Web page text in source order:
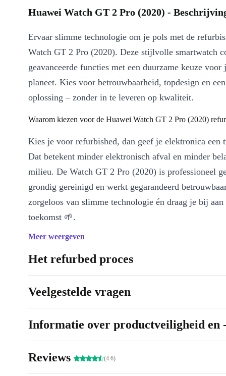
Huawei Watch GT 2 Pro (2020) -
Ervaar slimme technologie om je pols met de
Watch GT 2 Pro (2020). Deze stijlvolle smartwatch
geavanceerde functies met een duurzame keuze voor
planeet. Kies voor betrouwbaarheid, topdesign en
oplossing – zonder in te leveren op kwaliteit.
Waarom kiezen voor de Huawei Watch GT 2 Pro (2020)
Kies je voor refurbished, dan geef je elektronica een
Dat betekent minder elektronisch afval en minder
milieu. De Watch GT 2 Pro (2020) is professioneel
grondig gereinigd en werkt gegarandeerd
zorgeloos van slimme technologie én draag je bij aan
toekomst 🌱.
Belangrijkste voordelen van de Watch GT 2 Pro (2020)
Prachtig OLED-display
resolutie van 454 x 454 pixels. Je ziet notificaties, berichten en
Premium materialen: De titanium behuizing voelt luxe en
het horloge licht blijft. Comfort en duurzaamheid, elke dag
Slimme sensoren voor een gezond leven: Houd je hartslag
je activiteiten en krijg inzicht in je slaap. Deze smartwatch
actieve en bewuste levensstijl.
Meer weergeven
Het refurbed proces
Veelgestelde vragen
Informatie over productveiligheid en
Reviews (4.6)